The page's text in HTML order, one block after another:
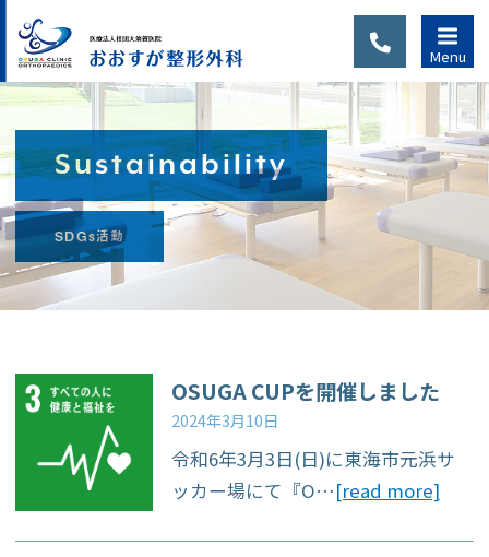
Menu
診察のご
案内
当院は完全予約制で
通院中でも、別の症
状、新たなケガで通
院される場合は、
WEB予約・LINE予
約をご利用できま
す。
Sustainability
SDGs活動
OSUGA CUPを開催しました
2024年3月10日
令和6年3月3日(日)に東海市元浜サ
ッカー場にて『O…[read more]